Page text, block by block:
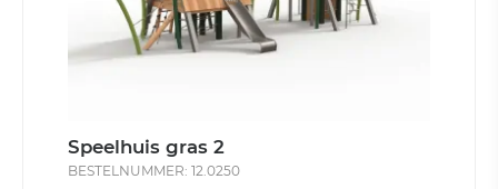
Speelhuis gras 2
BESTELNUMMER: 12.0250